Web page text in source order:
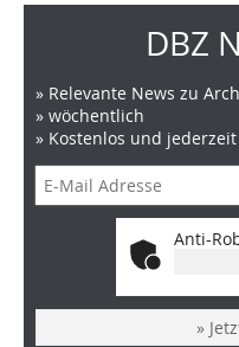
DBZ
» Relevante News zu
» wöchentlich
» Kostenlos und
Anti-
»